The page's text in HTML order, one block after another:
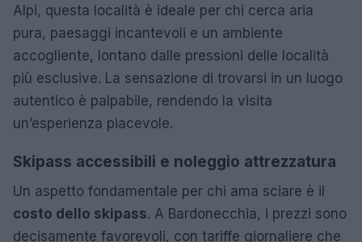
Alpi, questa località è ideale per chi cerca aria
pura, paesaggi incantevoli e un ambiente
accogliente, lontano dalle pressioni delle località
più esclusive. La sensazione di trovarsi in un luogo
autentico è palpabile, rendendo la visita
un’esperienza piacevole.
Skipass accessibili e noleggio attrezzatura
Un aspetto fondamentale per chi ama sciare è il
costo dello skipass. A Bardonecchia, i prezzi sono
decisamente favorevoli, con tariffe giornaliere che